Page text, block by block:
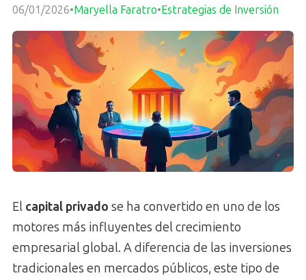
06/01/2026•Maryella Faratro•Estrategias de Inversión
El capital privado se ha convertido en uno de los
motores más influyentes del crecimiento
empresarial global. A diferencia de las inversiones
tradicionales en mercados públicos, este tipo de